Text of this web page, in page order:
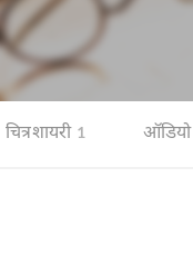
चित्र शायरी 1 ऑडियो